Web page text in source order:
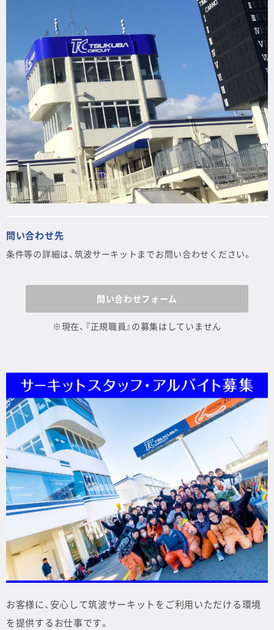
問い合わせ先
条件等の詳細は、筑波サーキットまでお問い合わせください。
問い合わせフォーム
※現在、『正規職員』の募集はしていません
お客様に、安心して筑波サーキットをご利用いただける環境
を提供するお仕事です。